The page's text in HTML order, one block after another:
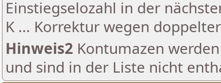
Einstiegselozahl in der
K ... Korrektur wegen
Hinweis2 Kontumazen
und sind in der Liste nicht